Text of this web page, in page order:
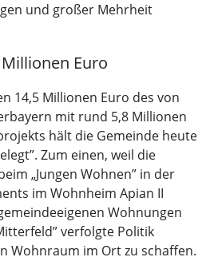
und großer Mehrheit
Euro
14,5 Millionen Euro des von
mit rund 5,8 Millionen
hält die Gemeinde heute
Zum einen, weil die
„Jungen Wohnen” in der
im Wohnheim Apian II
Wohnungen
verfolgte Politik
Wohnraum im Ort zu schaffen.